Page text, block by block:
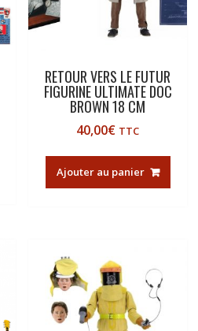
RETOUR VERS LE FUTUR
FIGURINE ULTIMATE DOC
BROWN 18 CM
40,00€ TTC
Ajouter au panier